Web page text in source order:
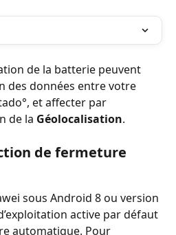
de la batterie peuvent
des données entre votre
et affecter par
de la Géolocalisation.
de fermeture
sous Android 8 ou version
active par défaut
automatique. Pour